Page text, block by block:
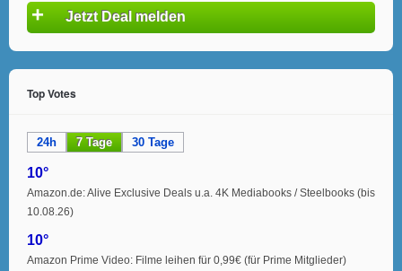
+ Jetzt Deal melden
Top Votes
24h 7 Tage 30 Tage
10°
Amazon.de: Alive Exclusive Deals u.a. 4K Mediabooks / Steelbooks (bis
10.08.26)
10°
Amazon Prime Video: Filme leihen für 0,99€ (für Prime Mitglieder)